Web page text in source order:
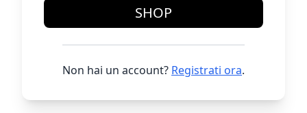
SHOP
Non hai un account? Registrati ora.